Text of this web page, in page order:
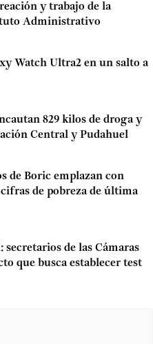
y trabajo de la
Administrativo
Watch Ultra2 en un salto a
829 kilos de droga y
Central y Pudahuel
de Boric emplazan con
de pobreza de última
de las Cámaras
que busca establecer test